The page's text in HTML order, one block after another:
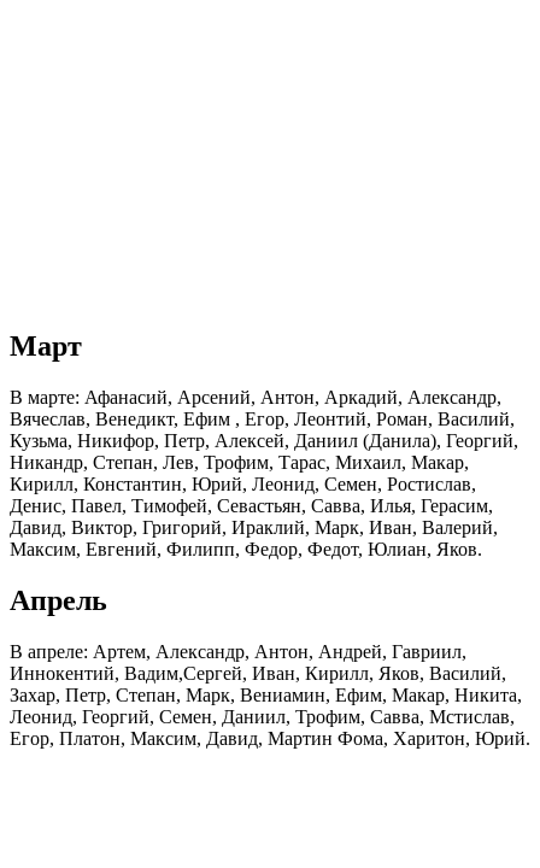
Март
В марте: Афанасий, Арсений, Антон, Аркадий, Александр,
Вячеслав, Венедикт, Ефим , Егор, Леонтий, Роман, Василий,
Кузьма, Никифор, Петр, Алексей, Даниил (Данила), Георгий,
Никандр, Степан, Лев, Трофим, Тарас, Михаил, Макар,
Кирилл, Константин, Юрий, Леонид, Семен, Ростислав,
Денис, Павел, Тимофей, Севастьян, Савва, Илья, Герасим,
Давид, Виктор, Григорий, Ираклий, Марк, Иван, Валерий,
Максим, Евгений, Филипп, Федор, Федот, Юлиан, Яков.
Апрель
В апреле: Артем, Александр, Антон, Андрей, Гавриил,
Иннокентий, Вадим,Сергей, Иван, Кирилл, Яков, Василий,
Захар, Петр, Степан, Марк, Вениамин, Ефим, Макар, Никита,
Леонид, Георгий, Семен, Даниил, Трофим, Савва, Мстислав,
Егор, Платон, Максим, Давид, Мартин Фома, Харитон, Юрий.